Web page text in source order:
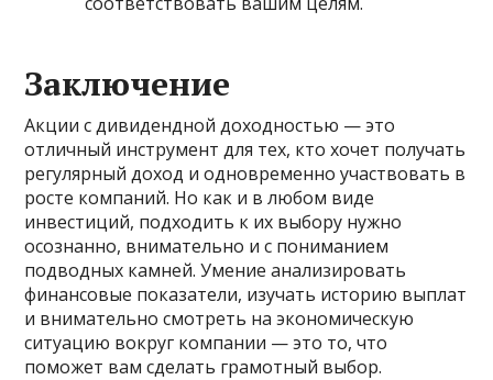
Заключение
Акции с дивидендной доходностью — это
отличный инструмент для тех, кто хочет получать
регулярный доход и одновременно участвовать в
росте компаний. Но как и в любом виде
инвестиций, подходить к их выбору нужно
осознанно, внимательно и с пониманием
подводных камней. Умение анализировать
финансовые показатели, изучать историю выплат
и внимательно смотреть на экономическую
ситуацию вокруг компании — это то, что
поможет вам сделать грамотный выбор.